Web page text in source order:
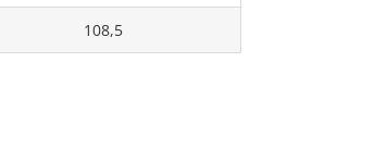
108,5